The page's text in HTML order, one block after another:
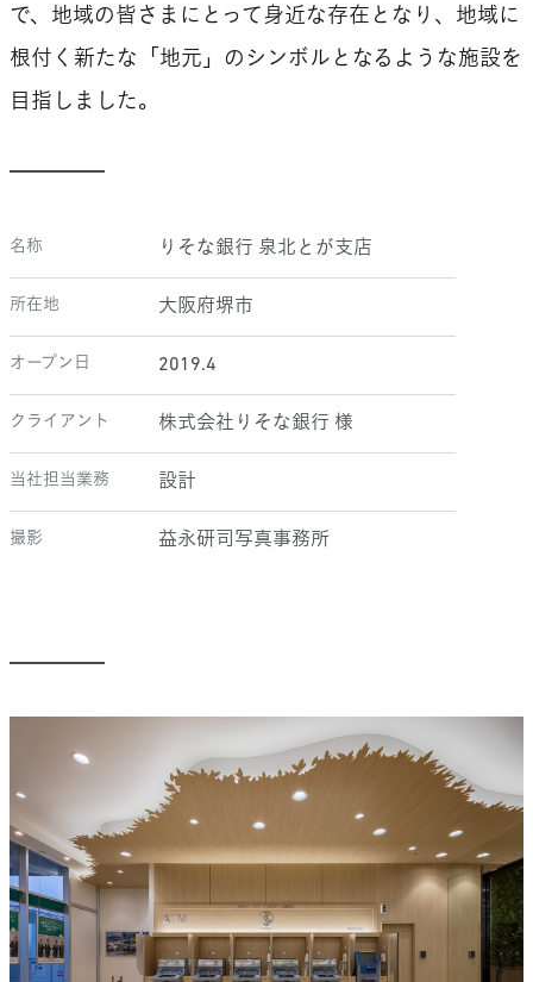
で、地域の皆さまにとって身近な存在となり、地域に
根付く新たな「地元」のシンボルとなるような施設を
目指しました。
名称 りそな銀行 泉北とが支店
所在地 大阪府堺市
オープン日 2019.4
クライアント 株式会社りそな銀行 様
当社担当業務 設計
撮影 益永研司写真事務所